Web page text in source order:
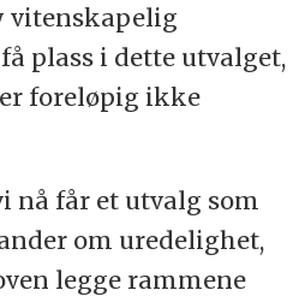
vitenskapelig
plass i dette utvalget,
foreløpig ikke
nå får et utvalg som
om uredelighet,
legge rammene